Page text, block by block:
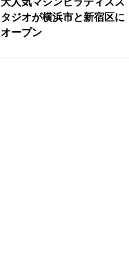
タジオが横浜市と新宿区に
オープン